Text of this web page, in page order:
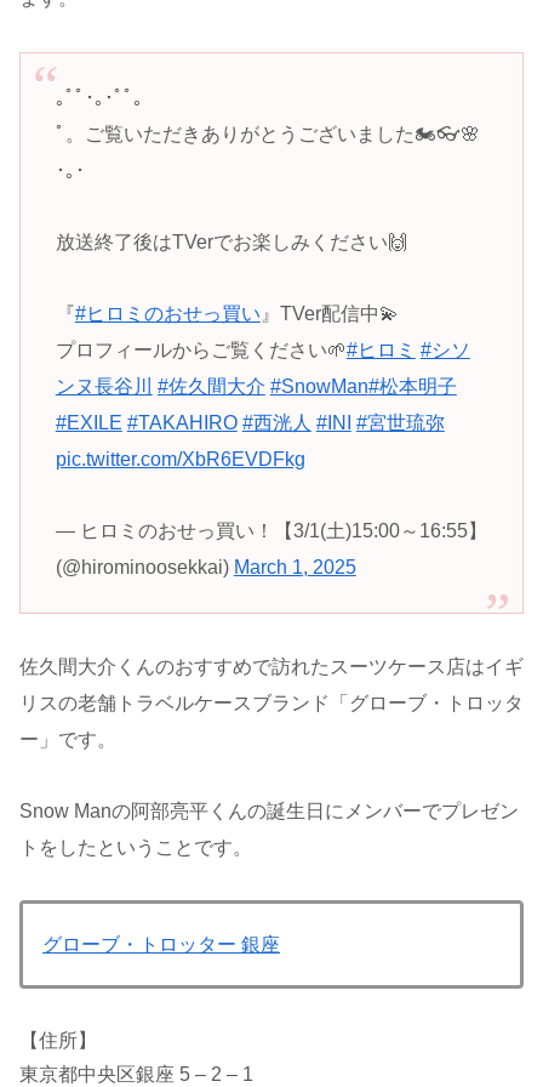
｡ﾟﾟ･｡･ﾟﾟ｡
ﾟ。ご覧いただきありがとうございました🏍👓🌸
･｡･
放送終了後はTVerでお楽しみください🙌
『#ヒロミのおせっ買い 』TVer配信中💫
プロフィールからご覧ください🌱#ヒロミ #シソ
ンヌ長谷川
#佐久間大介 #SnowMan#松本明子
#EXILE #TAKAHIRO #西洸人 #INI
#宮世琉弥
pic.twitter.com/XbR6EVDFkg
— ヒロミのおせっ買い！【3/1(土)15:00～16:55】
(@hirominoosekkai) March 1, 2025
佐久間大介くんのおすすめで訪れたスーツケース店はイギ
リスの老舗トラベルケースブランド「グローブ・トロッタ
ー」です。
Snow Manの阿部亮平くんの誕生日にメンバーでプレゼン
トをしたということです。
グローブ・トロッター 銀座
【住所】
東京都中央区銀座 5 – 2 – 1